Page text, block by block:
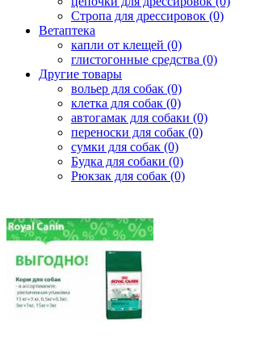
Стропа для дрессировок (0)
Ветаптека
капли от клещей (0)
глистогонные средства (0)
Другие товары
вольер для собак (0)
клетка для собак (0)
автогамак для собаки (0)
переноски для собак (0)
сумки для собак (0)
Будка для собаки (0)
Рюкзак для собак (0)